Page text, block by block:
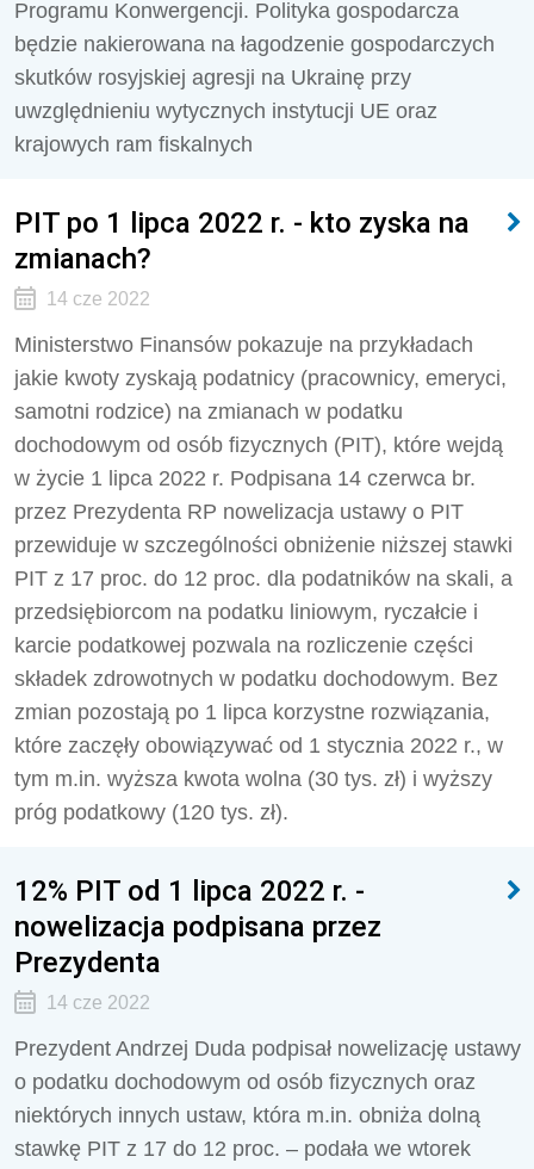
Programu Konwergencji. Polityka gospodarcza
będzie nakierowana na łagodzenie gospodarczych
skutków rosyjskiej agresji na Ukrainę przy
uwzględnieniu wytycznych instytucji UE oraz
krajowych ram fiskalnych
PIT po 1 lipca 2022 r. - kto zyska na
zmianach?
14 cze 2022
Ministerstwo Finansów pokazuje na przykładach
jakie kwoty zyskają podatnicy (pracownicy, emeryci,
samotni rodzice) na zmianach w podatku
dochodowym od osób fizycznych (PIT), które wejdą
w życie 1 lipca 2022 r. Podpisana 14 czerwca br.
przez Prezydenta RP nowelizacja ustawy o PIT
przewiduje w szczególności obniżenie niższej stawki
PIT z 17 proc. do 12 proc. dla podatników na skali, a
przedsiębiorcom na podatku liniowym, ryczałcie i
karcie podatkowej pozwala na rozliczenie części
składek zdrowotnych w podatku dochodowym. Bez
zmian pozostają po 1 lipca korzystne rozwiązania,
które zaczęły obowiązywać od 1 stycznia 2022 r., w
tym m.in. wyższa kwota wolna (30 tys. zł) i wyższy
próg podatkowy (120 tys. zł).
12% PIT od 1 lipca 2022 r. -
nowelizacja podpisana przez
Prezydenta
14 cze 2022
Prezydent Andrzej Duda podpisał nowelizację ustawy
o podatku dochodowym od osób fizycznych oraz
niektórych innych ustaw, która m.in. obniża dolną
stawkę PIT z 17 do 12 proc. – podała we wtorek